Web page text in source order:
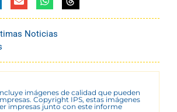
Noticias
imágenes de calidad que pueden
Copyright IPS, estas imágenes
impresas junto con este informe